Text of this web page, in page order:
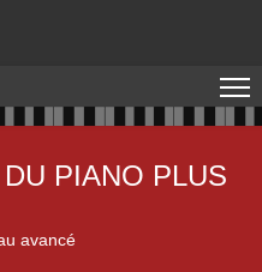
PIANO PLUS
avancé